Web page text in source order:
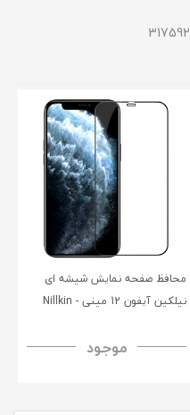
317592
محافظ صفحه نمایش شیشه‌ ای
نیلکین آیفون 12 مینی - Nillkin
tempered glassموجود